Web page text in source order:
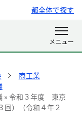
都全体で探す
商工業
» 令和３年度 東京
回）（令和４年２